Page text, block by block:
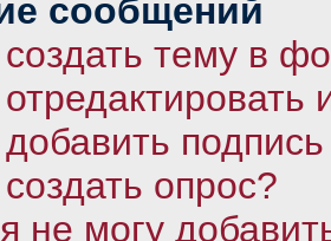
сообщений
тему в
опрос?
не могу